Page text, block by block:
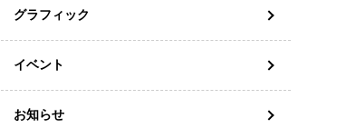
グラフィック
イベント
お知らせ